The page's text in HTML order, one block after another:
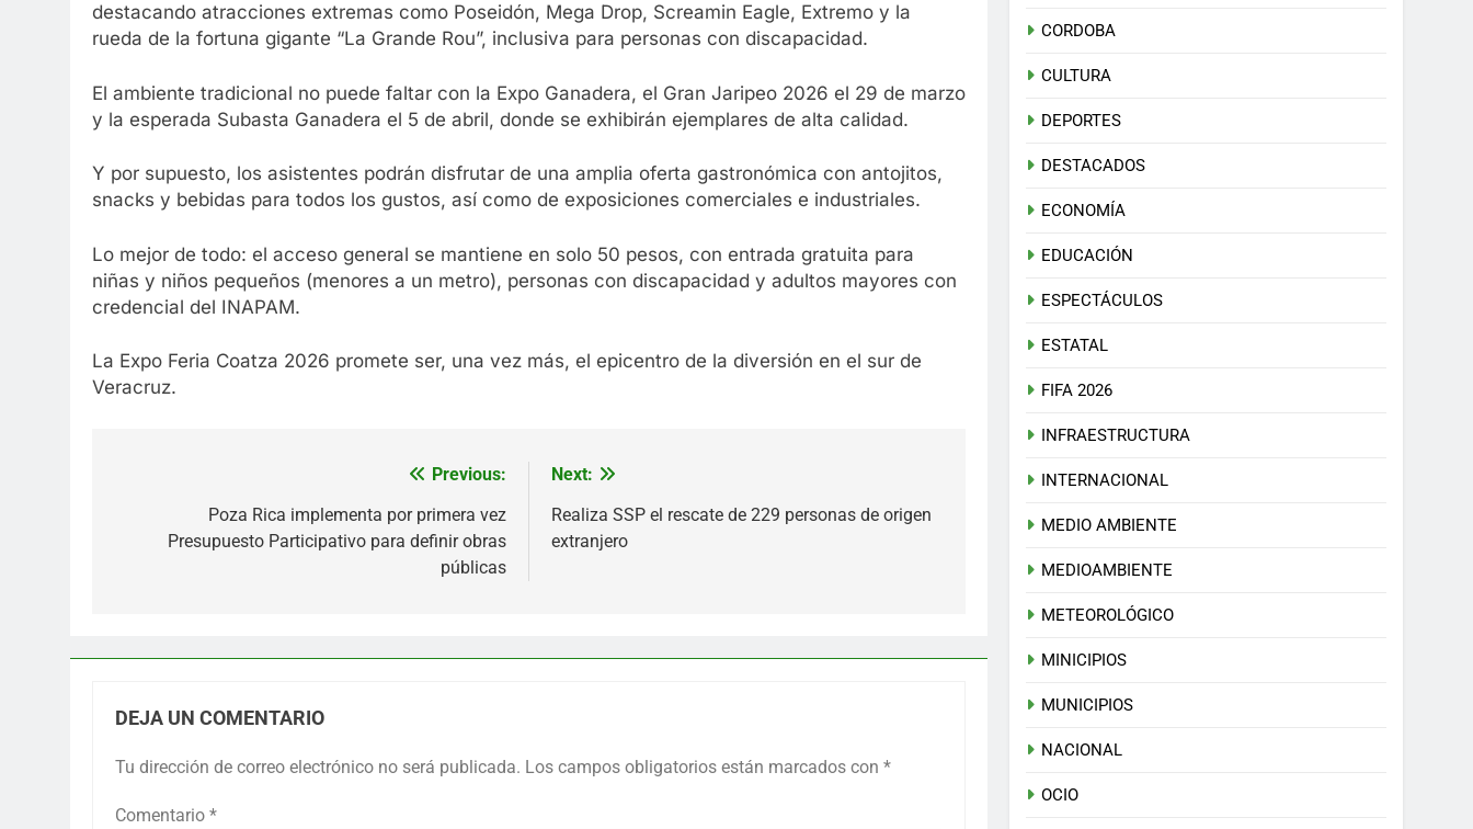
destacando atracciones extremas como Poseidón, Mega Drop, Screamin Eagle, Extremo y la
rueda de la fortuna gigante “La Grande Rou”, inclusiva para personas con discapacidad.
El ambiente tradicional no puede faltar con la Expo Ganadera, el Gran Jaripeo 2026 el 29 de marzo
y la esperada Subasta Ganadera el 5 de abril, donde se exhibirán ejemplares de alta calidad.
Y por supuesto, los asistentes podrán disfrutar de una amplia oferta gastronómica con antojitos,
snacks y bebidas para todos los gustos, así como de exposiciones comerciales e industriales.
Lo mejor de todo: el acceso general se mantiene en solo 50 pesos, con entrada gratuita para
niñas y niños pequeños (menores a un metro), personas con discapacidad y adultos mayores con
credencial del INAPAM.
La Expo Feria Coatza 2026 promete ser, una vez más, el epicentro de la diversión en el sur de
Veracruz.
entradas
Previous:
Poza Rica implementa por primera vez
Presupuesto Participativo para definir obras
públicas
Next:
Realiza SSP el rescate de 229 personas de origen
extranjero
DEJA UN COMENTARIO
Tu dirección de correo electrónico no será publicada. Los campos obligatorios están marcados con *
Comentario *
CORDOBA
CULTURA
DEPORTES
DESTACADOS
ECONOMÍA
EDUCACIÓN
ESPECTÁCULOS
ESTATAL
FIFA 2026
INFRAESTRUCTURA
INTERNACIONAL
MEDIO AMBIENTE
MEDIOAMBIENTE
METEOROLÓGICO
MINICIPIOS
MUNICIPIOS
NACIONAL
OCIO